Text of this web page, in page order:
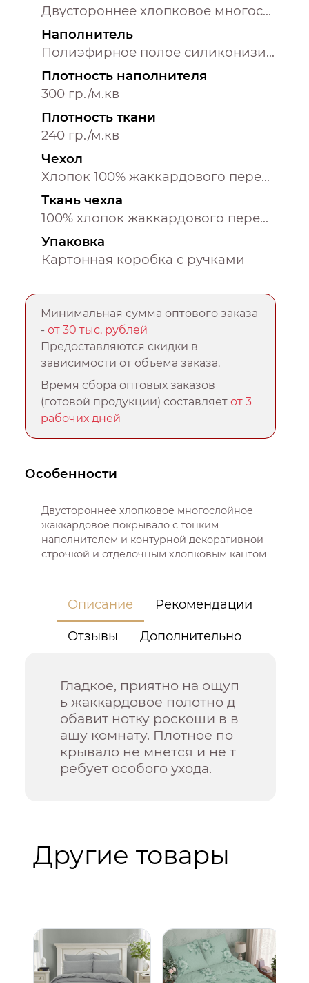
Двустороннее хлопковое многослойное жаккардовое покрывало с тонким наполнителем и контурной декоративной строчкой и отделочным хлопковым кантом
Наполнитель
Полиэфирное полое силиконизированное извитое волокно
Плотность наполнителя
300 гр./м.кв
Плотность ткани
240 гр./м.кв
Чехол
Хлопок 100% жаккардового переплетения
Ткань чехла
100% хлопок жаккардового переплетения
Упаковка
Картонная коробка с ручками
Минимальная сумма оптового заказа
-от 30 тыс. рублей
Предоставляются скидки в
зависимости от объема заказа.
Время сбора оптовых заказов
(готовой продукции) составляетот 3
рабочих дней
Особенности
Двустороннее хлопковое многослойное
жаккардовое покрывало с тонким
наполнителем и контурной декоративной
строчкой и отделочным хлопковым кантом
Описание Рекомендации
Отзывы Дополнительно
Гладкое, приятно на ощуп
ь жаккардовое полотно д
обавит нотку роскоши в в
ашу комнату. Плотное по
крывало не мнется и не т
ребует особого ухода.
Другие товары